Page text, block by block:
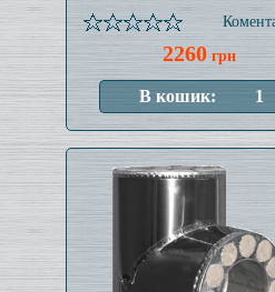
2260 грн